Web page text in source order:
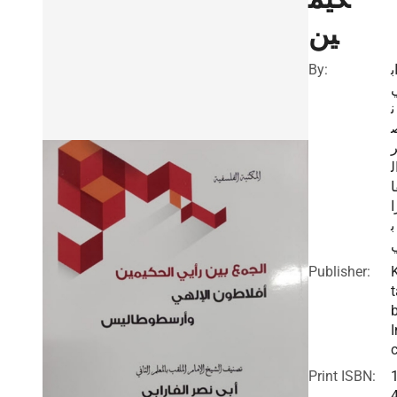
ين
By:
اب
ن
ب
Publisher:
Print ISBN: